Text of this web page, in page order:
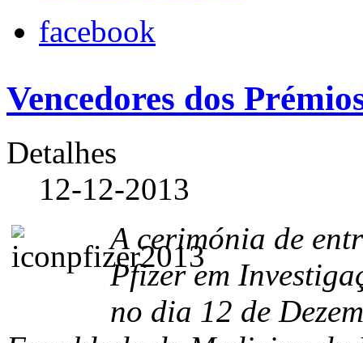
facebook
Vencedores dos
Detalhes
12-12-2013
A cerimónia de
Pfizer em
no dia 12 de